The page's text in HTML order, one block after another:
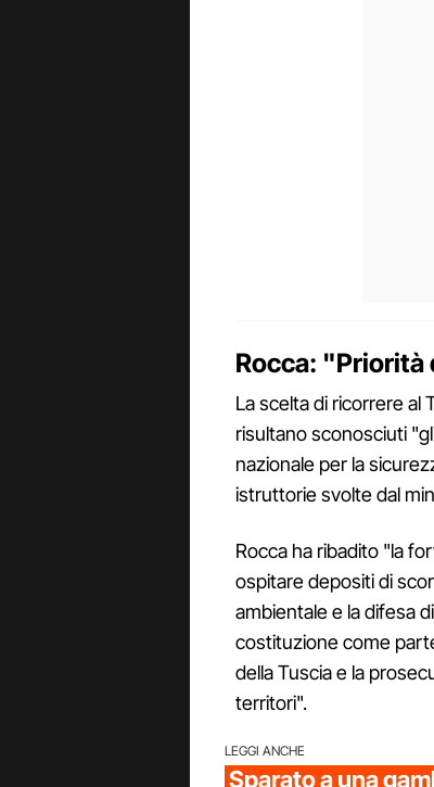
Rocca: "Priorità
La scelta di ricorrere al
risultano sconosciuti
nazionale per la
istruttorie svolte dal
Rocca ha ribadito "la
ospitare depositi di
ambientale e la difesa
costituzione come
della Tuscia e la
territori".
LEGGI ANCHE
Sparato a una